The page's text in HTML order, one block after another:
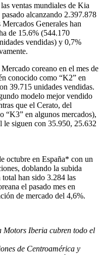
ventas mundiales de Kia
alcanzando 2.397.878
Generales han
de 15.6% (544.170
vendidas) y 0,7%
coreano en el mes de
conocido como “K2” en
39.715 unidades vendidas.
modelo mejor vendido
que el Cerato, del
“K3” en algunos mercados),
siguen con 35.950, 25.632
octubre en España* con un
doblando la subida
han sido 3.284 las
el pasado mes en
de mercado del 4,6%.
Motors Iberia cubren todo el
de Centroamérica y